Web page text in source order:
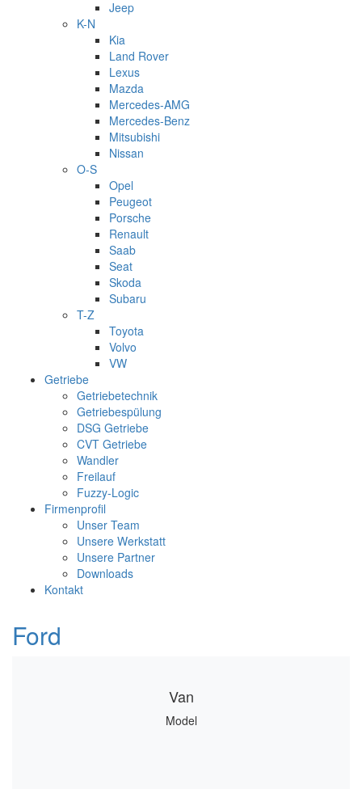
Jeep
K-N
Kia
Land Rover
Lexus
Mazda
Mercedes-AMG
Mercedes-Benz
Mitsubishi
Nissan
O-S
Opel
Peugeot
Porsche
Renault
Saab
Seat
Skoda
Subaru
T-Z
Toyota
Volvo
VW
Getriebe
Getriebetechnik
Getriebespülung
DSG Getriebe
CVT Getriebe
Wandler
Freilauf
Fuzzy-Logic
Firmenprofil
Unser Team
Unsere Werkstatt
Unsere Partner
Downloads
Kontakt
Ford
Van
Model